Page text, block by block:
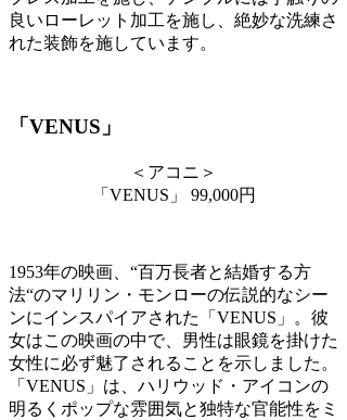
良いローレット加工を施し、絶妙な洗練さ
れた装飾を施しています。
「VENUS」
＜アコニ＞
「VENUS」 99,000円
1953年の映画、“百万長者と結婚する方
法“のマリリン・モンローの伝説的なシー
ンにインスパイアされた「VENUS」。彼
女はこの映画の中で、男性は眼鏡を掛けた
女性に必ず魅了されることを示しました。
「VENUS」は、ハリウッド・アイコンの
明るくポップな雰囲気と独特な官能性をミ